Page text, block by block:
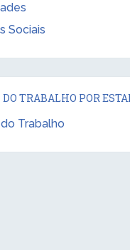
Sociais
TRABALHO POR
Trabalho